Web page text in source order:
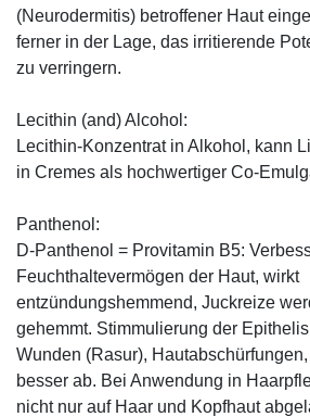
(Neurodermitis) betroffener Haut
ferner in der Lage, das irritierende
zu verringern.
Lecithin (and) Alcohol:
Lecithin-Konzentrat in Alkohol, kann
in Cremes als hochwertiger Co-
Panthenol:
D-Panthenol = Provitamin B5:
Feuchthaltevermögen der Haut, wirkt
entzündungshemmend, Juckreize
gehemmt. Stimmulierung der
Wunden (Rasur),
besser ab. Bei Anwendung in
nicht nur auf Haar und Kopfhaut